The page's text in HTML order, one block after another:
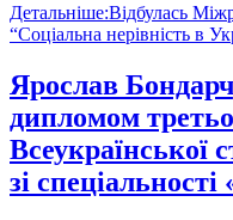
Детальніше:Відбулась
“Соціальна нерівність в
Ярослав
дипломом
Всеукраїнської
зі